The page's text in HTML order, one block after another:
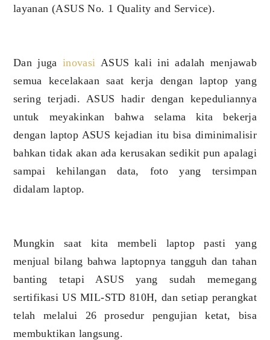
layanan (ASUS No. 1 Quality and Service).
Dan juga inovasi ASUS kali ini adalah menjawab
semua kecelakaan saat kerja dengan laptop yang
sering terjadi. ASUS hadir dengan kepeduliannya
untuk meyakinkan bahwa selama kita bekerja
dengan laptop ASUS kejadian itu bisa diminimalisir
bahkan tidak akan ada kerusakan sedikit pun apalagi
sampai kehilangan data, foto yang tersimpan
didalam laptop.
Mungkin saat kita membeli laptop pasti yang
menjual bilang bahwa laptopnya tangguh dan tahan
banting tetapi ASUS yang sudah memegang
sertifikasi US MIL-STD 810H, dan setiap perangkat
telah melalui 26 prosedur pengujian ketat, bisa
membuktikan langsung.